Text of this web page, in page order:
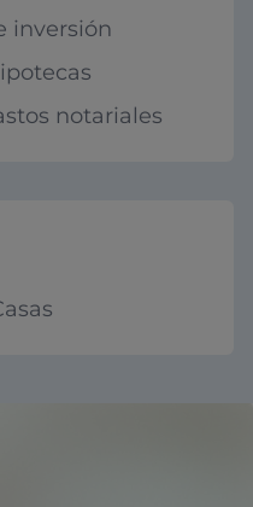
inversión
notariales